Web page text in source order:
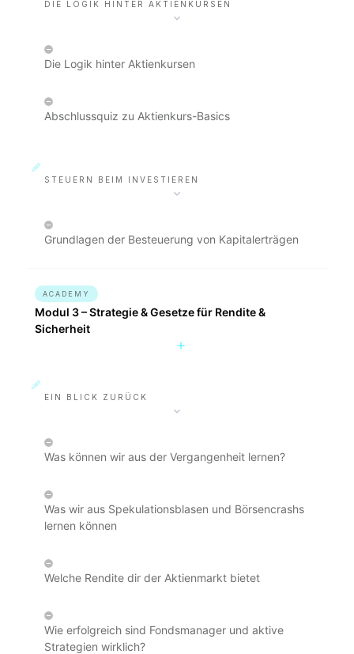
DIE LOGIK HINTER AKTIENKURSEN
Die Logik hinter Aktienkursen
Abschlussquiz zu Aktienkurs-Basics
STEUERN BEIM INVESTIEREN
Grundlagen der Besteuerung von Kapitalerträgen
ACADEMY
Modul 3 – Strategie & Gesetze für Rendite &
Sicherheit
EIN BLICK ZURÜCK
Was können wir aus der Vergangenheit lernen?
Was wir aus Spekulationsblasen und Börsencrashs
lernen können
Welche Rendite dir der Aktienmarkt bietet
Wie erfolgreich sind Fondsmanager und aktive
Strategien wirklich?